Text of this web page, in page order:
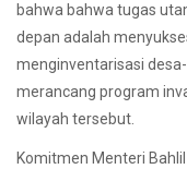
bahwa bahwa tugas
depan adalah
menginventarisasi
merancang program
wilayah tersebut.
Komitmen Menteri